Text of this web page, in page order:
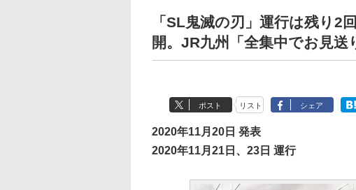
「SL鬼滅の刃」運行は残り
開。JR九州「全集中でお見送
ポスト リスト シェア
2020年11月20日 発表
2020年11月21日、23日 運行